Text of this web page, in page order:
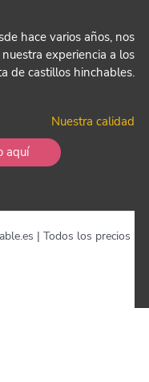
hace varios años, nos
experiencia a los
de castillos hinchables.
Nuestra calidad
aquí
| Todos los precios